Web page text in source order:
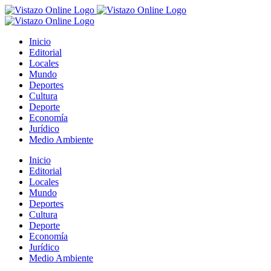
Saltar
al
Inicio
Editorial
Locales
Mundo
Deportes
Cultura
Deporte
Economía
Jurídico
Medio Ambiente
Inicio
Editorial
Locales
Mundo
Deportes
Cultura
Deporte
Economía
Jurídico
Medio Ambiente